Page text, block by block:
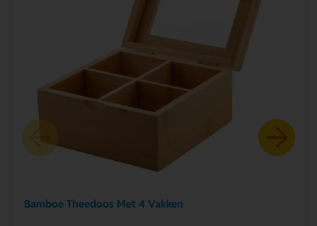
Bamboe Theedoos Met 4 Vakken